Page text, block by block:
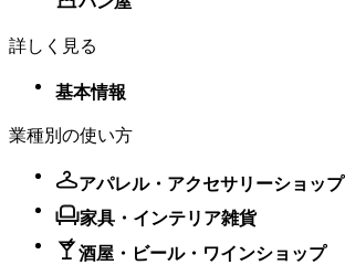
詳しく見る
基本情報
業種別の使い方
アパレル・アクセサリーショップ
家具・インテリア雑貨
酒屋・ビール・ワインショップ